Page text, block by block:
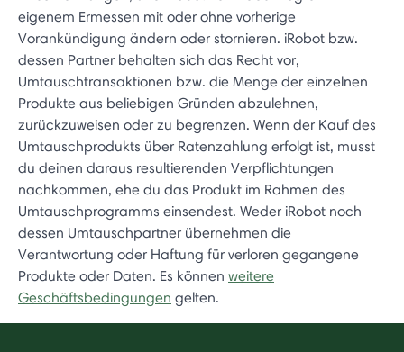
eigenem Ermessen mit oder ohne vorherige
Vorankündigung ändern oder stornieren. iRobot bzw.
dessen Partner behalten sich das Recht vor,
Umtauschtransaktionen bzw. die Menge der einzelnen
Produkte aus beliebigen Gründen abzulehnen,
zurückzuweisen oder zu begrenzen. Wenn der Kauf des
Umtauschprodukts über Ratenzahlung erfolgt ist, musst
du deinen daraus resultierenden Verpflichtungen
nachkommen, ehe du das Produkt im Rahmen des
Umtauschprogramms einsendest. Weder iRobot noch
dessen Umtauschpartner übernehmen die
Verantwortung oder Haftung für verloren gegangene
Produkte oder Daten. Es können weitere
Geschäftsbedingungen gelten.